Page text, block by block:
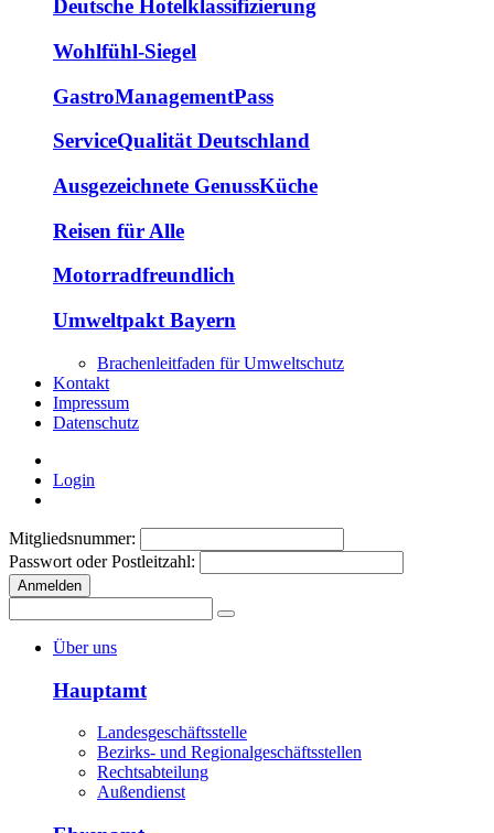
Deutsche Hotelklassifizierung
Wohlfühl-Siegel
GastroManagementPass
ServiceQualität Deutschland
Ausgezeichnete GenussKüche
Reisen für Alle
Motorradfreundlich
Umweltpakt Bayern
Brachenleitfaden für Umweltschutz
Kontakt
Impressum
Datenschutz
Login
Mitgliedsnummer:
Passwort oder Postleitzahl:
Anmelden
Über uns
Hauptamt
Landesgeschäftsstelle
Bezirks- und Regionalgeschäftsstellen
Rechtsabteilung
Außendienst